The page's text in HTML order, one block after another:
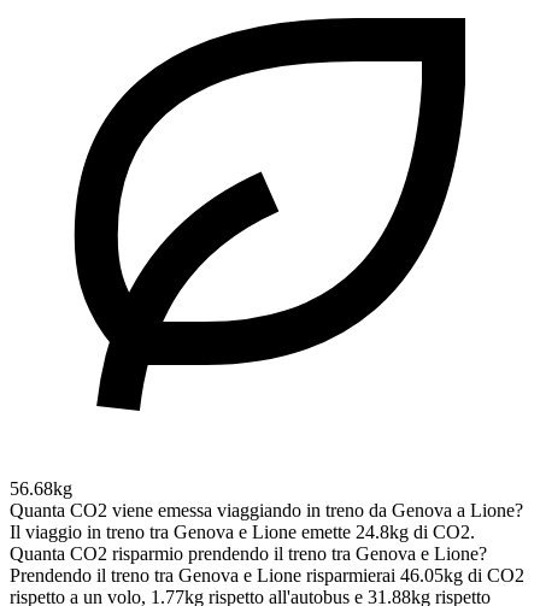
56.68kg
Quanta CO2 viene emessa viaggiando in treno da Genova a Lione?
Il viaggio in treno tra Genova e Lione emette 24.8kg di CO2.
Quanta CO2 risparmio prendendo il treno tra Genova e Lione?
Prendendo il treno tra Genova e Lione risparmierai 46.05kg di CO2
rispetto a un volo, 1.77kg rispetto all'autobus e 31.88kg rispetto